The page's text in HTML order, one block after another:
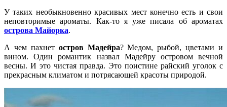
У таких необыкновенно красивых мест конечно есть и свои
неповторимые ароматы. Как-то я уже писала об ароматах
острова Майорка.
А чем пахнет остров Мадейра? Медом, рыбой, цветами и
вином. Один романтик назвал Мадейру островом вечной
весны. И это чистая правда. Это поистине райский уголок с
прекрасным климатом и потрясающей красоты природой.